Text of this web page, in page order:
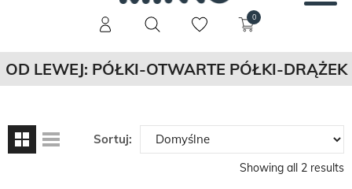
0
OD LEWEJ: PÓŁKI-OTWARTE PÓŁKI-DRĄŻEK
Sortuj:
Showing all 2 results